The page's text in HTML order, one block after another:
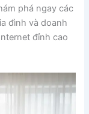
phá ngay các
đình và doanh
đỉnh cao